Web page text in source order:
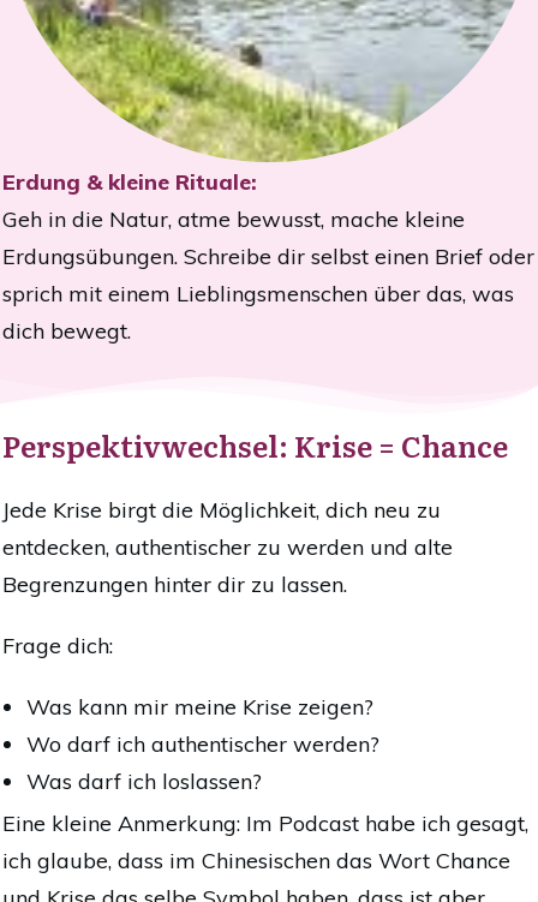
Erdung & kleine Rituale:
Geh in die Natur, atme bewusst, mache kleine
Erdungsübungen. Schreibe dir selbst einen Brief oder
sprich mit einem Lieblingsmenschen über das, was
dich bewegt.
Perspektivwechsel: Krise = Chance
Jede Krise birgt die Möglichkeit, dich neu zu
entdecken, authentischer zu werden und alte
Begrenzungen hinter dir zu lassen.
Frage dich:
Was kann mir meine Krise zeigen?
Wo darf ich authentischer werden?
Was darf ich loslassen?
Eine kleine Anmerkung: Im Podcast habe ich gesagt,
ich glaube, dass im Chinesischen das Wort Chance